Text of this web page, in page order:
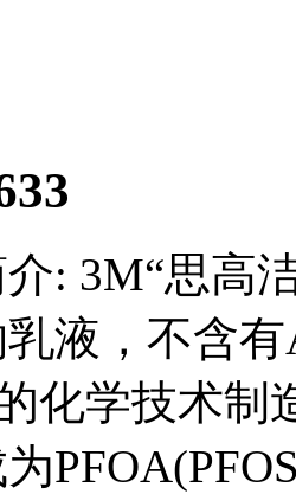
: 3M“思高
液，不含
化学技术制